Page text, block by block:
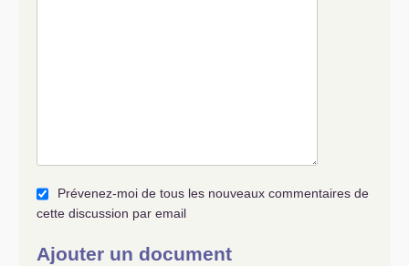
Prévenez-moi de tous les nouveaux commentaires de
cette discussion par email
Ajouter un document